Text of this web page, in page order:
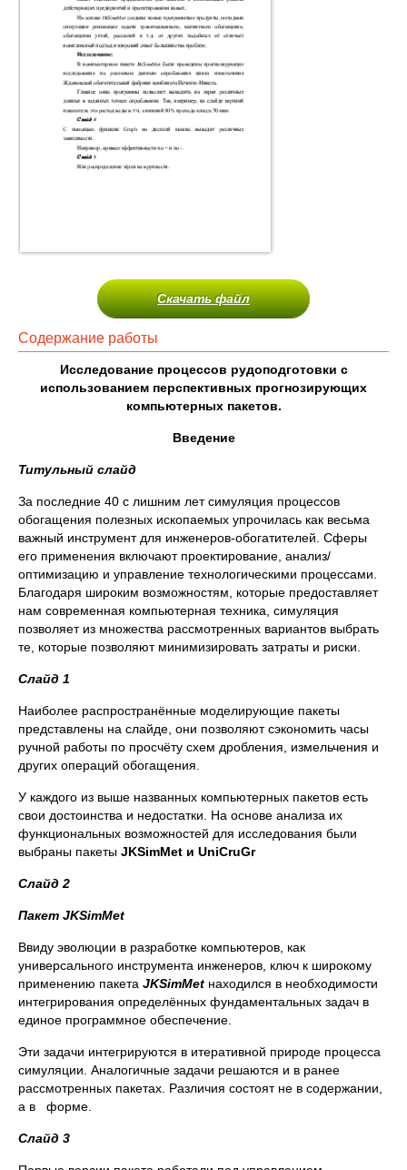
Скачать файл
Содержание работы
Исследование процессов рудоподготовки с
использованием перспективных прогнозирующих
компьютерных пакетов.
Введение
Титульный слайд
За последние 40 с лишним лет симуляция процессов
обогащения полезных ископаемых упрочилась как весьма
важный инструмент для инженеров-обогатителей. Сферы
его применения включают проектирование, анализ/
оптимизацию и управление технологическими процессами.
Благодаря широким возможностям, которые предоставляет
нам современная компьютерная техника, симуляция
позволяет из множества рассмотренных вариантов выбрать
те, которые позволяют минимизировать затраты и риски.
Слайд 1
Наиболее распространённые моделирующие пакеты
представлены на слайде, они позволяют сэкономить часы
ручной работы по просчёту схем дробления, измельчения и
других операций обогащения.
У каждого из выше названных компьютерных пакетов есть
свои достоинства и недостатки. На основе анализа их
функциональных возможностей для исследования были
выбраны пакеты JKSimMet и UniCruGr
Слайд 2
Пакет JKSimMet
Ввиду эволюции в разработке компьютеров, как
универсального инструмента инженеров, ключ к широкому
применению пакета JKSimMet находился в необходимости
интегрирования определённых фундаментальных задач в
единое программное обеспечение.
Эти задачи интегрируются в итеративной природе процесса
симуляции. Аналогичные задачи решаются и в ранее
рассмотренных пакетах. Различия состоят не в содержании,
а в форме.
Слайд 3